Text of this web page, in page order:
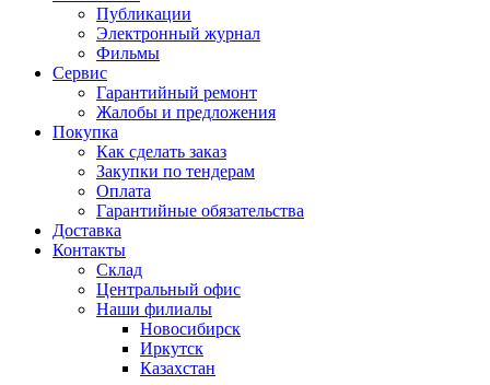
Публикации
Электронный журнал
Фильмы
Сервис
Гарантийный ремонт
Жалобы и предложения
Покупка
Как сделать заказ
Закупки по тендерам
Оплата
Гарантийные обязательства
Доставка
Контакты
Склад
Центральный офис
Наши филиалы
Новосибирск
Иркутск
Казахстан